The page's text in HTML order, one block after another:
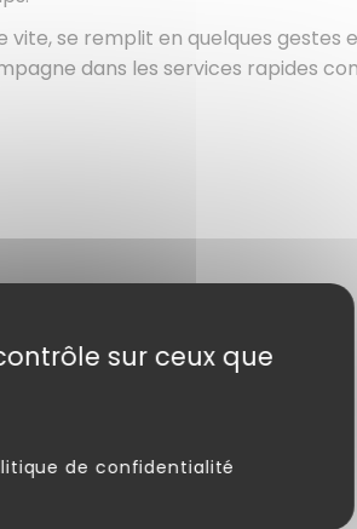
se remplit en quelques gestes
dans les services rapides
sur ceux que
de confidentialité